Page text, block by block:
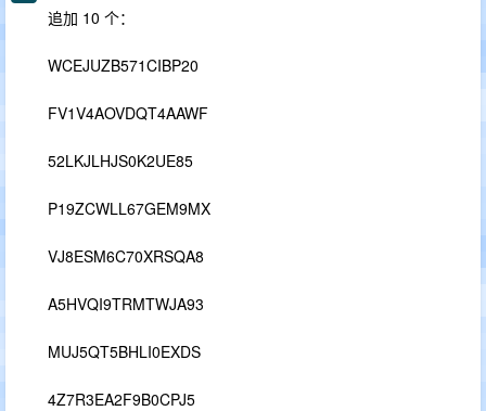
追加 10 个：
WCEJUZB571CIBP20
FV1V4AOVDQT4AAWF
52LKJLHJS0K2UE85
P19ZCWLL67GEM9MX
VJ8ESM6C70XRSQA8
A5HVQI9TRMTWJA93
MUJ5QT5BHLI0EXDS
4Z7R3EA2F9B0CPJ5